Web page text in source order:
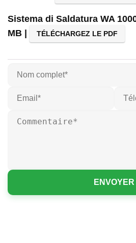
Sistema di Saldatura WA
MB |
TÉLÉCHARGEZ LE PDF
ENVOYER